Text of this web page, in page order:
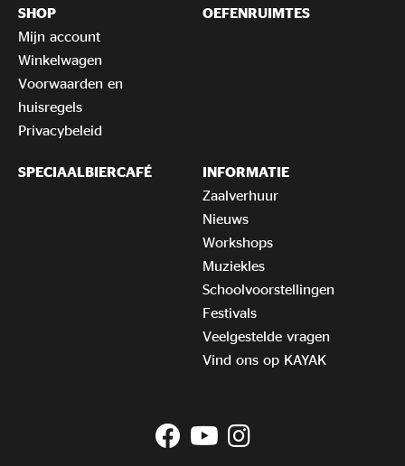
SHOP
Mijn account
Winkelwagen
Voorwaarden en
huisregels
Privacybeleid
OEFENRUIMTES
SPECIAALBIERCAFÉ
INFORMATIE
Zaalverhuur
Nieuws
Workshops
Muziekles
Schoolvoorstellingen
Festivals
Veelgestelde vragen
Vind ons op KAYAK